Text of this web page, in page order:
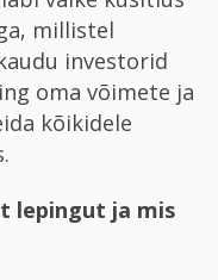
millistel
investorid
oma võimete ja
kõikidele
lepingut ja mis